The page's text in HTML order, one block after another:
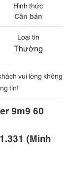
Hình thức
Cần bán
Loại tin
Thường
vui lòng không
tin!
9m9 60
(Minh